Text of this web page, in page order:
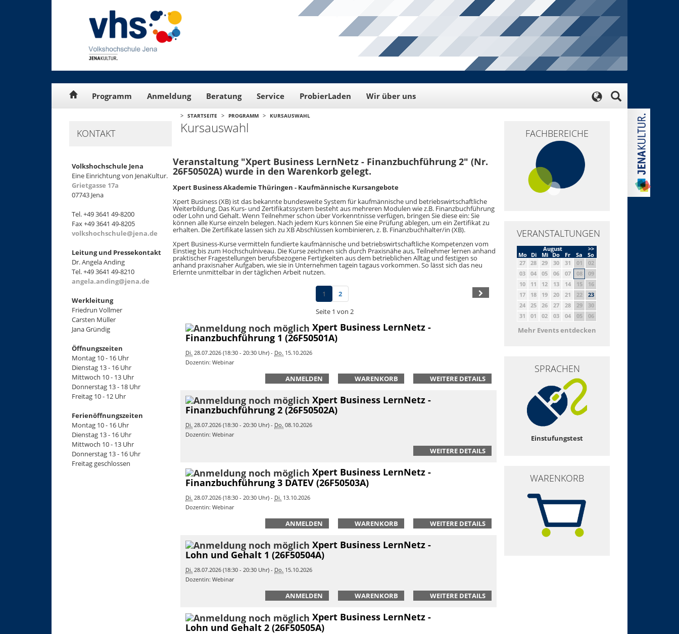
Programm Anmeldung Beratung Service ProbierLaden Wir über uns
KONTAKT
Volkshochschule Jena
Eine Einrichtung von JenaKultur.
Grietgasse 17a
07743 Jena
Tel. +49 3641 49-8200
Fax +49 3641 49-8205
volkshochschule@jena.de
Leitung und Pressekontakt
Dr. Angela Anding
Tel. +49 3641 49-8210
angela.anding@jena.de
Werkleitung
Friedrun Vollmer
Carsten Müller
Jana Gründig
Öffnungszeiten
Montag 10 - 16 Uhr
Dienstag 13 - 16 Uhr
Mittwoch 10 - 13 Uhr
Donnerstag 13 - 18 Uhr
Freitag 10 - 12 Uhr
Ferienöffnungszeiten
Montag 10 - 16 Uhr
Dienstag 13 - 16 Uhr
Mittwoch 10 - 13 Uhr
Donnerstag 13 - 16 Uhr
Freitag geschlossen
> STARTSEITE > PROGRAMM > KURSAUSWAHL
Kursauswahl
Veranstaltung "Xpert Business LernNetz - Finanzbuchführung 2" (Nr.
26F50502A) wurde in den Warenkorb gelegt.
Xpert Business Akademie Thüringen - Kaufmännische Kursangebote
Xpert Business (XB) ist das bekannte bundesweite System für kaufmännische und betriebswirtschaftliche
Weiterbildung. Das Kurs- und Zertifikatssystem besteht aus mehreren Modulen wie z.B. Finanzbuchführung
oder Lohn und Gehalt. Wenn Teilnehmer schon über Vorkenntnisse verfügen, bringen Sie diese ein: Sie
können alle Kurse einzeln belegen. Nach jedem Kurs können Sie eine Prüfung ablegen, um ein Zertifikat zu
erhalten. Die Zertifikate lassen sich zu XB Abschlüssen kombinieren, z. B. Finanzbuchhalter/in (XB).
Xpert Business-Kurse vermitteln fundierte kaufmännische und betriebswirtschaftliche Kompetenzen vom
Einstieg bis zum Hochschulniveau. Die Kurse zeichnen sich durch Praxisnähe aus, Teilnehmer lernen anhand
praktischer Fragestellungen berufsbezogene Fertigkeiten aus dem betrieblichen Alltag und festigen so
anhand praxisnaher Aufgaben, wie sie in Unternehmen tagein tagaus vorkommen. So lässt sich das neu
Erlernte unmittelbar in der täglichen Arbeit nutzen.
1
2
Seite 1 von 2
Xpert Business LernNetz -
Finanzbuchführung 1 (26F50501A)
Di. 28.07.2026 (18:30 - 20:30 Uhr) - Do. 15.10.2026
Dozentin: Webinar
ANMELDEN WARENKORB WEITERE DETAILS
Xpert Business LernNetz -
Finanzbuchführung 2 (26F50502A)
Di. 28.07.2026 (18:30 - 20:30 Uhr) - Do. 08.10.2026
Dozentin: Webinar
WEITERE DETAILS
Xpert Business LernNetz -
Finanzbuchführung 3 DATEV (26F50503A)
Di. 28.07.2026 (18:30 - 20:30 Uhr) - Di. 13.10.2026
Dozentin: Webinar
ANMELDEN WARENKORB WEITERE DETAILS
Xpert Business LernNetz -
Lohn und Gehalt 1 (26F50504A)
Di. 28.07.2026 (18:30 - 20:30 Uhr) - Do. 15.10.2026
Dozentin: Webinar
ANMELDEN WARENKORB WEITERE DETAILS
Xpert Business LernNetz -
Lohn und Gehalt 2 (26F50505A)
FACHBEREICHE
VERANSTALTUNGEN
>>
August
Mo
Di Mi Do Fr Sa
So
27
28 29 30 31 01
02
03
04 05 06 07 08
09
10
11 12 13 14 15
16
17
18 19 20 21 22
23
24
25 26 27 28 29
30
31
01 02 03 04 05 06
Mehr Events entdecken
SPRACHEN
Einstufungstest
WARENKORB